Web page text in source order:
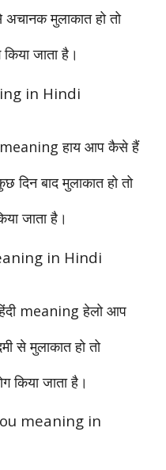
मुलाकात हो तो
जाता है।
in Hindi
हाय आप कैसे हैं
दिन बाद मुलाकात हो तो
जाता है।
in Hindi
meaning हेलो आप
से मुलाकात हो तो
जाता है।
meaning in